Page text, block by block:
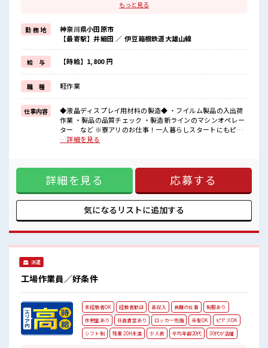
方にもオススメ！
寮付きのお仕事なのでそんな心配はほぼナシ！
≪高時給案件≫
未経験スタートでも時給1800円～スタート！
≪適度な残業でお給料UP≫
残業は月20時間未満でほどよく稼げます♪
≪未経験の方も大カンゲイ≫
新しいことにチャレンジするのは不安だけど、
しっかり働く環境が整っています！
イチからスキルUP・ステップUP目指していきましょう！！
『少人数』だからコミュニケーションも取りやすい◎
明るすぎたり奇抜過ぎなければヘアカラーOK！
休憩室完備でランチや休憩も充実しそう♪
高収入もバッチリ目指せますよ！
もっと見る
勤 務 地
神奈川県小田原市
【最寄駅】井細田 ／ 伊豆箱根鉄道大雄山線
給 与 【時給】1,800 円
職 種 軽作業
仕事内容
◆液晶ディスプレイ用材料の製造◆ ・フイルム製品の入出荷
作業 ・製品の品質チェック ・製造新ラインのマシンオペレー
ター など ※寮アリのお仕事！一人暮らしスタートにもピッ
タリ♪ ■お仕事PR ≪寮があるオシゴト≫ ワンルーム寮が0
心配はほぼナシ！ ≪高時給案件≫ 未経験スタートでも時給
1800円～スタート！ ≪適度な残業でお給料UP≫ 残業は月20
時間未満でほどよく稼げます♪ ≪未経験の方も大カンゲイ≫
新しいことにチャレンジするのは不安だけど、 しっかり働く
環境が整っています！ イチからスキルUP・ステップUP目指
していきましょう！！ ■職場の雰囲気 『少人数』だからコミ
ばヘアカラーOK！ 休憩室完備でランチや休憩も充実しそう♪
高収入もバッチリ目指せますよ！ #ryo
…詳細を見る
詳細を見る 応募する
気になるリストに追加する
派遣
工場作業員／好条件
未経験者OK 経験者歓迎 高収入 長期の仕事
制服あり
休憩室あり
社員食堂あり ロッカー完備 染髪OK
ピアスOK
シフト制
残業 20H未満 少人数 平均年齢20代 30代が活躍